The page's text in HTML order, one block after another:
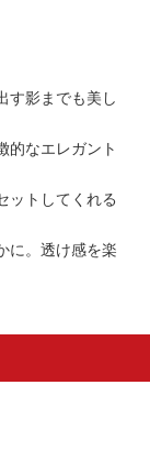
す影までも美し
的なエレガント
ットしてくれる
に。透け感を楽